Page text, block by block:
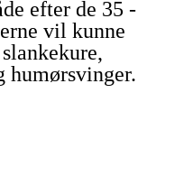
efter de 35 -
vil kunne
humørsvinger.